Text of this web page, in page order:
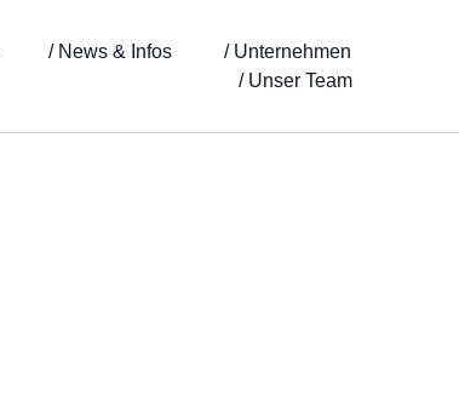
/ News & Infos
/ Unternehmen
/ Unser Team